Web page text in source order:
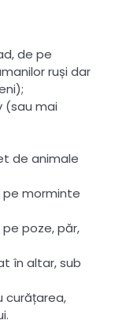
de pe
ruși dar
(sau mai
de animale
morminte
poze, păr,
în altar, sub
curățarea,